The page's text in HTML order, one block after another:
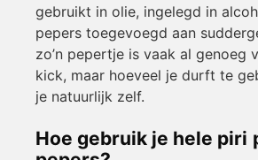
gebruikt in olie, ingelegd in
pepers toegevoegd aan
zo’n pepertje is vaak al genoeg
kick, maar hoeveel je durft te
je natuurlijk zelf.
Hoe gebruik je hele piri